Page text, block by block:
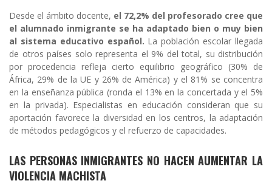
Desde el ámbito docente, el 72,2% del profesorado cree que
el alumnado inmigrante se ha adaptado bien o muy bien
al sistema educativo español. La población escolar llegada
de otros países solo representa el 9% del total, su distribución
por procedencia refleja cierto equilibrio geográfico (30% de
África, 29% de la UE y 26% de América) y el 81% se concentra
en la enseñanza pública (ronda el 13% en la concertada y el 5%
en la privada). Especialistas en educación consideran que su
aportación favorece la diversidad en los centros, la adaptación
de métodos pedagógicos y el refuerzo de capacidades.
LAS PERSONAS INMIGRANTES NO HACEN AUMENTAR LA
VIOLENCIA MACHISTA